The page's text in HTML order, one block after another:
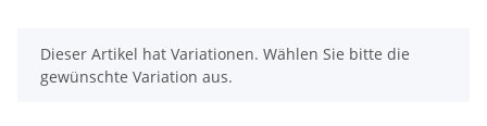
x
Dieser Artikel hat Variationen. Wählen Sie bitte die
gewünschte Variation aus.